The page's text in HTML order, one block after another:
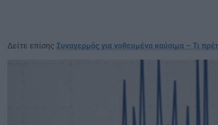
Δείτε επίσης Συναγερμός για νοθευμένα καύσιμα – Τι